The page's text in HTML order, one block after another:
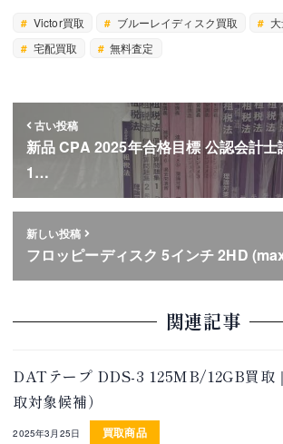
Victor買取 ブルーレイディスク買取
宅配買取
無料査定
古い投稿
新品 CPA 2025年合格目標 公認会計士
1…
新しい投稿
フロッピーディスク 5インチ 2HD
関連記事
DATテープ DDS-3 125MB/12GB買取
取対象候補）
2025年3月25日 買取商品